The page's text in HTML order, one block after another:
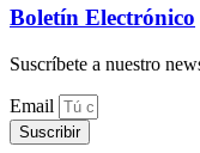
Boletín Electrónico
Suscríbete a nuestro
Email
Suscribir